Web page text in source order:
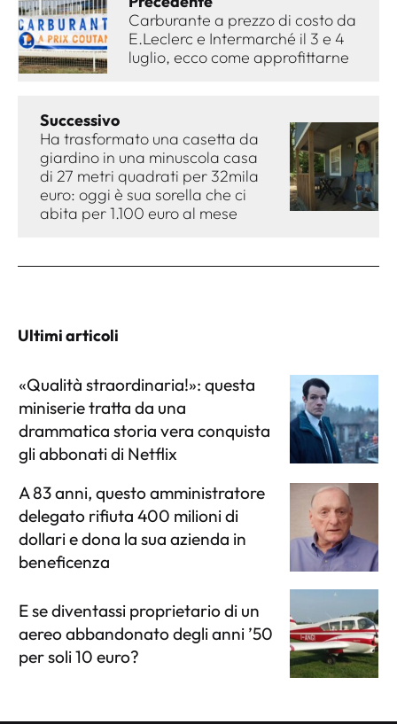
Carburante a prezzo di costo da
E.Leclerc e Intermarché il 3 e 4
luglio, ecco come approfittarne
Successivo
Ha trasformato una casetta da
giardino in una minuscola casa
di 27 metri quadrati per 32mila
euro: oggi è sua sorella che ci
abita per 1.100 euro al mese
Ultimi articoli
«Qualità straordinaria!»: questa
miniserie tratta da una
drammatica storia vera conquista
gli abbonati di Netflix
A 83 anni, questo amministratore
delegato rifiuta 400 milioni di
dollari e dona la sua azienda in
beneficenza
E se diventassi proprietario di un
aereo abbandonato degli anni ’50
per soli 10 euro?